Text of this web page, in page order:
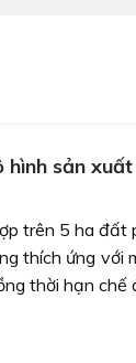
sản
trên 5 ha
thích ứng
thời hạn chế